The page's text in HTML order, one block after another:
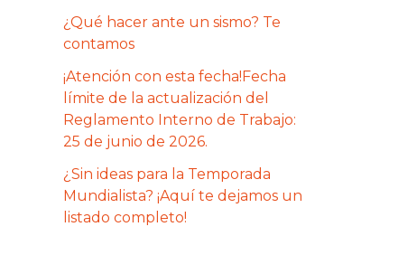
¿Qué hacer ante un sismo? Te
contamos
¡Atención con esta fecha!Fecha
límite de la actualización del
Reglamento Interno de Trabajo:
25 de junio de 2026.
¿Sin ideas para la Temporada
Mundialista? ¡Aquí te dejamos un
listado completo!